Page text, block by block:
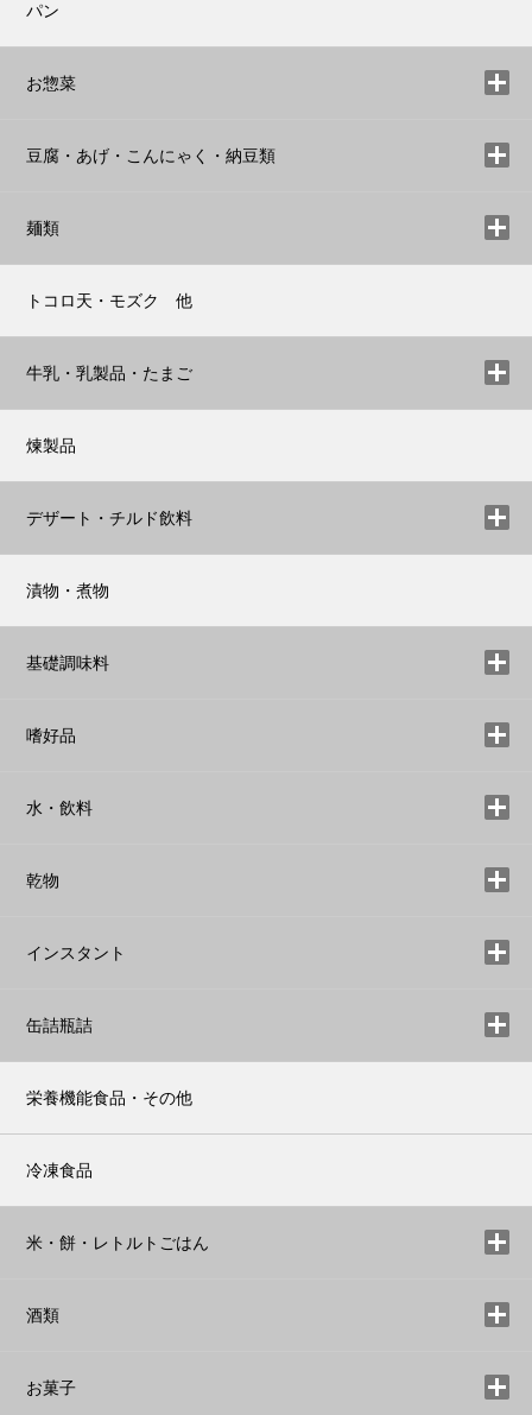
パン
お惣菜
豆腐・あげ・こんにゃく・納豆類
麺類
トコロ天・モズク 他
牛乳・乳製品・たまご
煉製品
デザート・チルド飲料
漬物・煮物
基礎調味料
嗜好品
水・飲料
乾物
インスタント
缶詰瓶詰
栄養機能食品・その他
冷凍食品
米・餅・レトルトごはん
酒類
お菓子